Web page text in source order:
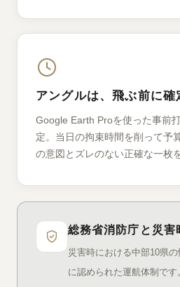
アングルは、飛ぶ前に確
Google Earth Proを使った事前
定。当日の拘束時間を削って予
の意図とズレのない正確な一枚
総務省消防庁と災害
災害時における中部10県
に認められた運航体制です